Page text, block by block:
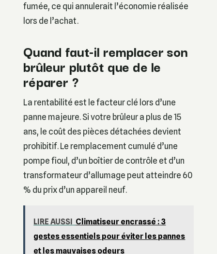
fumée, ce qui annulerait l’économie réalisée
lors de l’achat.
Quand faut-il remplacer son
brûleur plutôt que de le
réparer ?
La rentabilité est le facteur clé lors d’une
panne majeure. Si votre brûleur a plus de 15
ans, le coût des pièces détachées devient
prohibitif. Le remplacement cumulé d’une
pompe fioul, d’un boîtier de contrôle et d’un
transformateur d’allumage peut atteindre 60
% du prix d’un appareil neuf.
LIRE AUSSI Climatiseur encrassé : 3
gestes essentiels pour éviter les pannes
et les mauvaises odeurs